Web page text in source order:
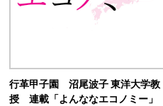
行革甲子園 沼尾波子 東洋大学教
授 連載「よんななエコノミー」